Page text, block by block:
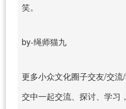
笑。
by-绳师猫九
更多小众文化圈子交友/交
交中一起交流、探讨、学习